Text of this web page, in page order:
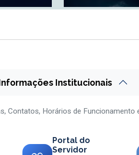
Institucionais
Contatos, Horários de
Portal do
Servidor